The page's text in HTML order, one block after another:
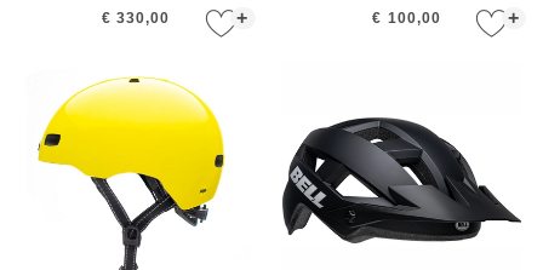
+
€ 330,00
+
€ 100,00